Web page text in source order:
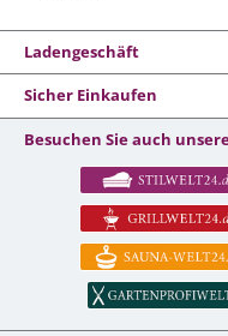
Ladengeschäft
Sicher Einkaufen
Besuchen Sie auch